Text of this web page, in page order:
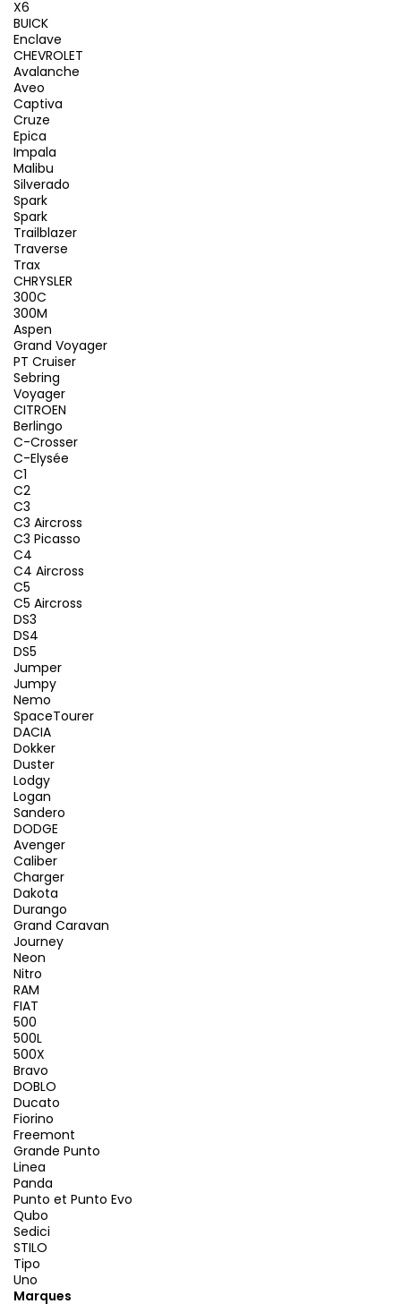
X6
BUICK
Enclave
CHEVROLET
Avalanche
Aveo
Captiva
Cruze
Epica
Impala
Malibu
Silverado
Spark
Spark
Trailblazer
Traverse
Trax
CHRYSLER
300C
300M
Aspen
Grand Voyager
PT Cruiser
Sebring
Voyager
CITROEN
Berlingo
C-Crosser
C-Elysée
C1
C2
C3
C3 Aircross
C3 Picasso
C4
C4 Aircross
C5
C5 Aircross
DS3
DS4
DS5
Jumper
Jumpy
Nemo
SpaceTourer
DACIA
Dokker
Duster
Lodgy
Logan
Sandero
DODGE
Avenger
Caliber
Charger
Dakota
Durango
Grand Caravan
Journey
Neon
Nitro
RAM
FIAT
500
500L
500X
Bravo
DOBLO
Ducato
Fiorino
Freemont
Grande Punto
Linea
Panda
Punto et Punto Evo
Qubo
Sedici
STILO
Tipo
Uno
Marques